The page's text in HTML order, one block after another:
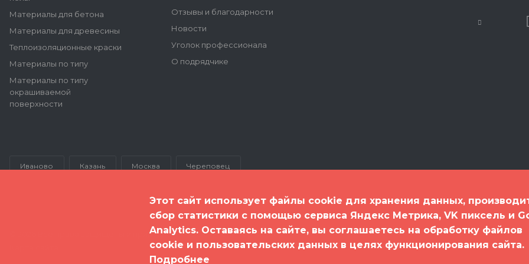
Материалы для бетона
Материалы для древесины
Теплоизоляционные краски
Материалы по типу
Материалы по типу
окрашиваемой
поверхности
Отзывы и благодарности
Новости
Уголок профессионала
О подрядчике
Иваново Казань Москва Череповец
© 2026 Все права защищены и принадлежат ООО "Полимер Экспорт"
Этот сайт использует файлы cookie для хранения данных,
сбор статистики с помощью сервиса Яндекс Метрика, VK пиксель и
Analytics. Оставаясь на сайте, вы соглашаетесь на обработку файлов
cookie и пользовательских данных в целях функционирования сайта.
Подробнее